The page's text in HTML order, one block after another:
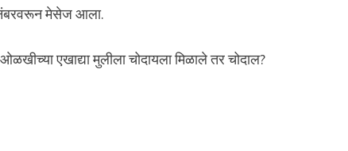
नंबरवरून मेसेज आला.
एखाद्या मुलीला चोदायला मिळाले तर चोदाल?